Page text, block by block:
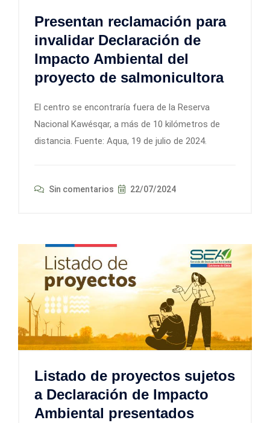
Presentan reclamación para
invalidar Declaración de
Impacto Ambiental del
proyecto de salmonicultora
El centro se encontraría fuera de la Reserva
Nacional Kawésqar, a más de 10 kilómetros de
distancia. Fuente: Aqua, 19 de julio de 2024.
Sin comentarios 22/07/2024
Listado de proyectos sujetos
a Declaración de Impacto
Ambiental presentados